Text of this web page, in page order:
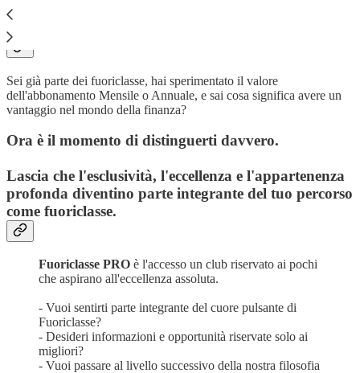
L’elite dei Fuoriclasse non è per tutti.
Sei già parte dei fuoriclasse, hai sperimentato il valore
dell'abbonamento Mensile o Annuale, e sai cosa significa avere un
vantaggio nel mondo della finanza?
Ora è il momento di distinguerti davvero.
Lascia che l'esclusività, l'eccellenza e l'appartenenza
profonda diventino parte integrante del tuo percorso
come fuoriclasse.
Fuoriclasse PRO è l'accesso un club riservato ai pochi
che aspirano all'eccellenza assoluta.
- Vuoi sentirti parte integrante del cuore pulsante di
Fuoriclasse?
- Desideri informazioni e opportunità riservate solo ai
migliori?
- Vuoi passare al livello successivo della nostra filosofia